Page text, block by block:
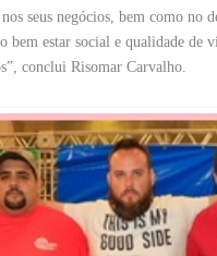
seus negócios, bem como
estar social e qualidade de
conclui Risomar Carvalho.